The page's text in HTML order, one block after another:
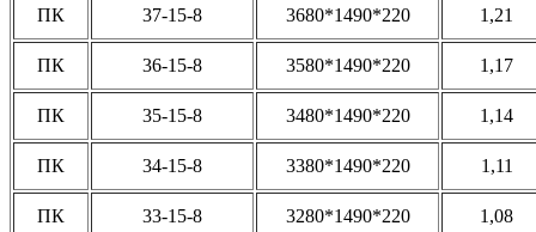
ПК 37-15-8 3680*1490*220 1,21
ПК 36-15-8 3580*1490*220 1,17
ПК 35-15-8 3480*1490*220 1,14
ПК 34-15-8 3380*1490*220 1,11
ПК 33-15-8 3280*1490*220 1,08